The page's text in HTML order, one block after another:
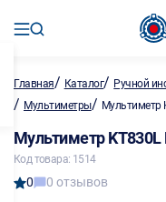
Главная/ Каталог/ Ручной
/ Мультиметры/ Мультиметр
Мультиметр KT830L
Код товара: 1514
0 0 отзывов